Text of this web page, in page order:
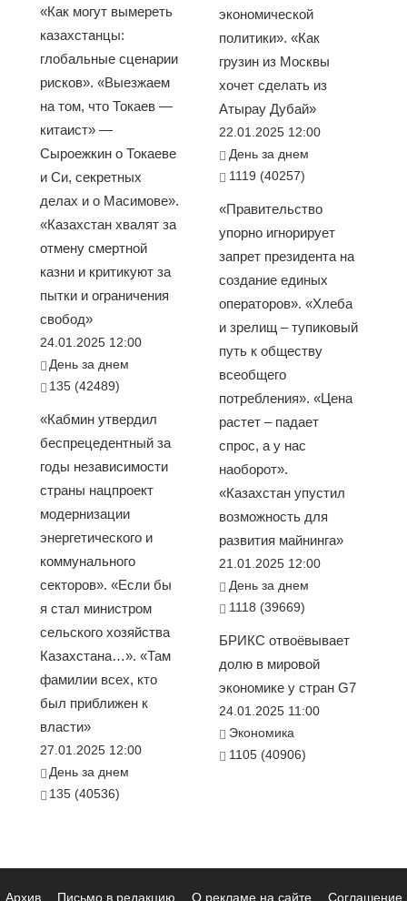
«Как могут вымереть
казахстанцы:
глобальные сценарии
рисков». «Выезжаем
на том, что Токаев —
китаист» —
Сыроежкин о Токаеве
и Си, секретных
делах и о Масимове».
«Казахстан хвалят за
отмену смертной
казни и критикуют за
пытки и ограничения
свобод»
24.01.2025 12:00
День за днем
135 (42489)
«Кабмин утвердил
беспрецедентный за
годы независимости
страны нацпроект
модернизации
энергетического и
коммунального
секторов». «Если бы
я стал министром
сельского хозяйства
Казахстана…». «Там
фамилии всех, кто
был приближен к
власти»
27.01.2025 12:00
День за днем
135 (40536)
экономической
политики». «Как
грузин из Москвы
хочет сделать из
Атырау Дубай»
22.01.2025 12:00
День за днем
1119 (40257)
«Правительство
упорно игнорирует
запрет президента на
создание единых
операторов». «Хлеба
и зрелищ – тупиковый
путь к обществу
всеобщего
потребления». «Цена
растет – падает
спрос, а у нас
наоборот».
«Казахстан упустил
возможность для
развития майнинга»
21.01.2025 12:00
День за днем
1118 (39669)
БРИКС отвоёвывает
долю в мировой
экономике у стран G7
24.01.2025 11:00
Экономика
1105 (40906)
Архив Письмо в редакцию О рекламе на сайте Соглашение